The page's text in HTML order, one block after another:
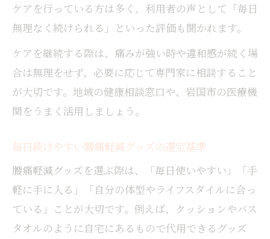
ケアを行っている方は多く、利用者の声として「毎日
無理なく続けられる」といった評価も聞かれます。
ケアを継続する際は、痛みが強い時や違和感が続く場
合は無理をせず、必要に応じて専門家に相談すること
が大切です。地域の健康相談窓口や、岩国市の医療機
関をうまく活用しましょう。
毎日続けやすい腰痛軽減グッズの選定基準
腰痛軽減グッズを選ぶ際は、「毎日使いやすい」「手
軽に手に入る」「自分の体型やライフスタイルに合っ
ている」ことが大切です。例えば、クッションやバス
タオルのように自宅にあるもので代用できるグッズ